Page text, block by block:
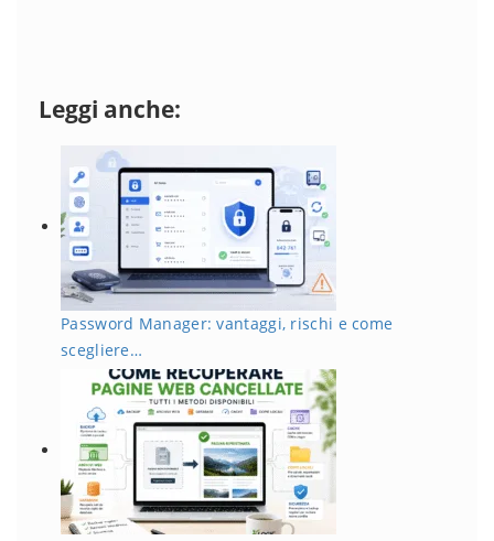
Leggi anche:
Password Manager: vantaggi, rischi e come
scegliere…